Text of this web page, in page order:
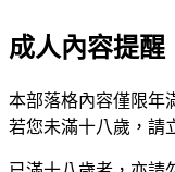
成人內容提醒
本部落格內容僅限年
若您未滿十八歲，請